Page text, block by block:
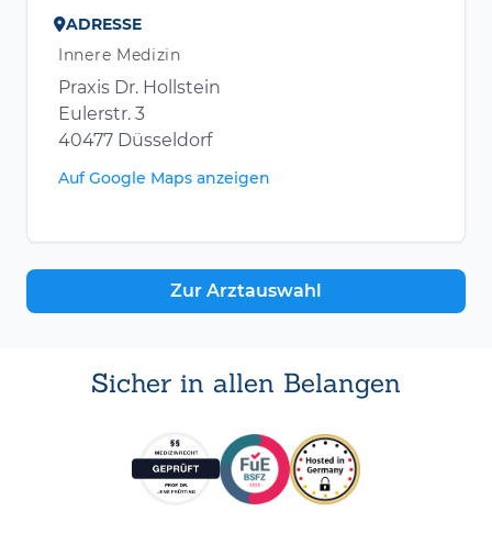
ADRESSE
Innere Medizin
Praxis Dr. Hollstein
Eulerstr. 3
40477 Düsseldorf
Auf Google Maps anzeigen
Zur Arztauswahl
Sicher in allen Belangen